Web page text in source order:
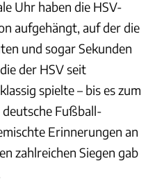
Uhr haben die HSV-
aufgehängt, auf der die
und sogar Sekunden
der HSV seit
spielte – bis es zum
deutsche Fußball-
Erinnerungen an
zahlreichen Siegen gab